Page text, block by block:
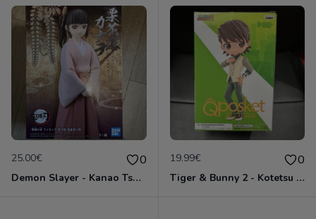
25.00€ 0
Demon Slayer - Kanao Tsuyuri - Kizuna no Sou Vol.39 - Figurine Banpresto
19.99€ 0
Tiger & Bunny 2 - Kotetsu T. Kaburagi Ver A - Figurine Qposket Banpresto